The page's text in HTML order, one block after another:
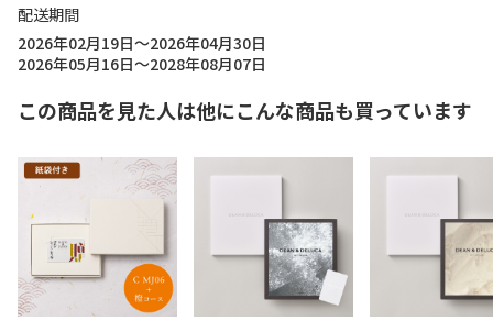
配送期間
2026年02月19日～2026年04月30日
2026年05月16日～2028年08月07日
この商品を見た人は他にこんな商品も買っています